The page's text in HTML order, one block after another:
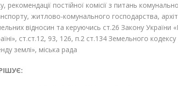
рекомендації постійної комісії з питань
житлово-комунального господарства,
відносин та керуючись ст.26 Закону України
ст.ст.12, 93, 126, п.2 ст.134 Земельного
землі», міська рада